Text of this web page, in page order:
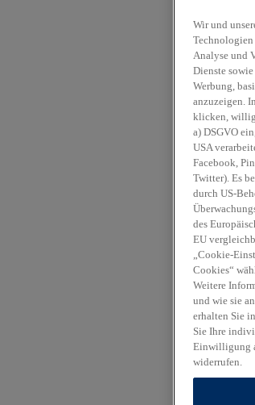
Wir und
Analyse und
Dienste
Werbung,
anzuzeigen.
klicken,
a) DSGVO
USA
Facebook,
Twitter). Es
durch US-
des
EU
„Cookie-
Cookies“
Weitere
und wie sie
erhalten Sie
Sie Ihre
Einwilligung
widerrufen.